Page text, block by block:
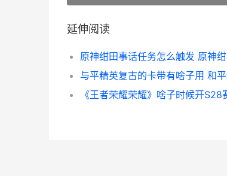
延伸阅读